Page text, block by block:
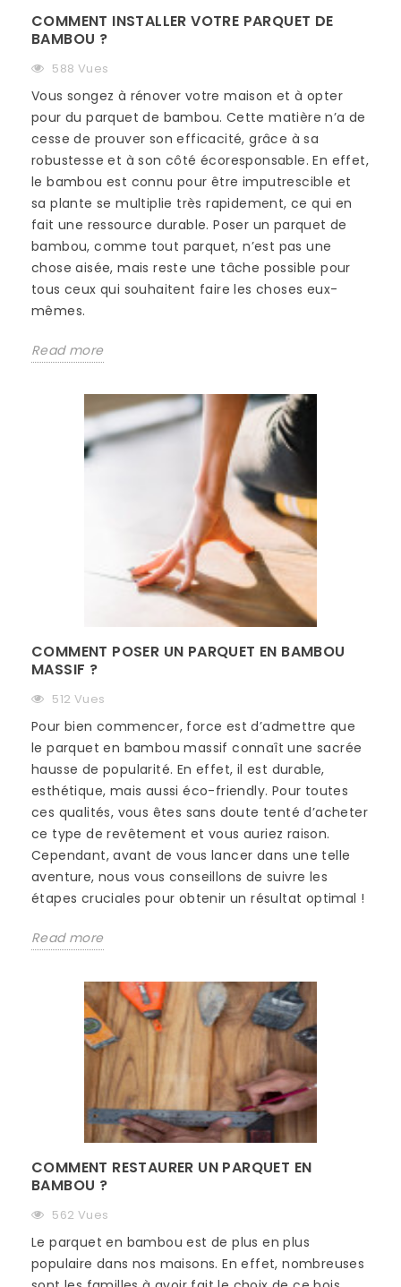
COMMENT INSTALLER VOTRE PARQUET DE
BAMBOU ?
588 Vues
Vous songez à rénover votre maison et à opter
pour du parquet de bambou. Cette matière n’a de
cesse de prouver son efficacité, grâce à sa
robustesse et à son côté écoresponsable. En effet,
le bambou est connu pour être imputrescible et
sa plante se multiplie très rapidement, ce qui en
fait une ressource durable. Poser un parquet de
bambou, comme tout parquet, n’est pas une
chose aisée, mais reste une tâche possible pour
tous ceux qui souhaitent faire les choses eux-
mêmes.
Read more
COMMENT POSER UN PARQUET EN BAMBOU
MASSIF ?
512 Vues
Pour bien commencer, force est d’admettre que
le parquet en bambou massif connaît une sacrée
hausse de popularité. En effet, il est durable,
esthétique, mais aussi éco-friendly. Pour toutes
ces qualités, vous êtes sans doute tenté d’acheter
ce type de revêtement et vous auriez raison.
Cependant, avant de vous lancer dans une telle
aventure, nous vous conseillons de suivre les
étapes cruciales pour obtenir un résultat optimal !
Read more
COMMENT RESTAURER UN PARQUET EN
BAMBOU ?
562 Vues
Le parquet en bambou est de plus en plus
populaire dans nos maisons. En effet, nombreuses